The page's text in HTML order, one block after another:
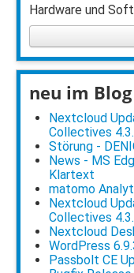
Hardware und
neu im Blog
Nextcloud
Collectives
Störung -
News - MS
Klartext
matomo
Nextcloud
Collectives
Nextcloud
WordPress
Passbolt CE